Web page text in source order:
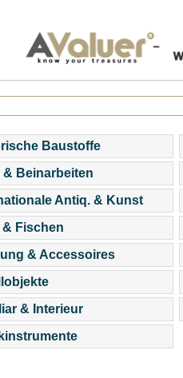
Baustoffe
& Beinarbeiten
Antiq. & Kunst
Fischen
& Accessoires
& Interieur